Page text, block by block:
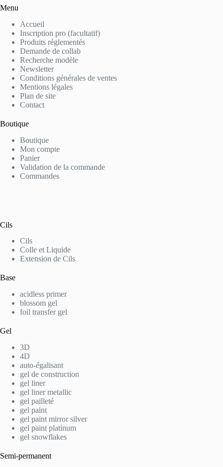
Menu
Accueil
Inscription pro (facultatif)
Produits réglementés
Demande de collab
Recherche modèle
Newsletter
Conditions générales de ventes
Mentions légales
Plan de site
Contact
Boutique
Boutique
Mon compte
Panier
Validation de la commande
Commandes
Cils
Cils
Colle et Liquide
Extension de Cils
Base
acidless primer
blossom gel
foil transfer gel
Gel
3D
4D
auto-égalisant
gel de construction
gel liner
gel liner metallic
gel pailleté
gel paint
gel paint mirror silver
gel paint platinum
gel snowflakes
Semi-permanent